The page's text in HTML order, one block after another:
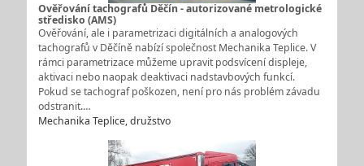
Ověřování tachografů Děčín - autorizované metrologické
středisko (AMS)
Ověřování, ale i parametrizaci digitálních a analogových
tachografů v Děčíně nabízí společnost Mechanika Teplice. V
rámci parametrizace můžeme upravit podsvícení displeje,
aktivaci nebo naopak deaktivaci nadstavbových funkcí.
Pokud se tachograf poškozen, není pro nás problém závadu
odstranit.…
Mechanika Teplice, družstvo